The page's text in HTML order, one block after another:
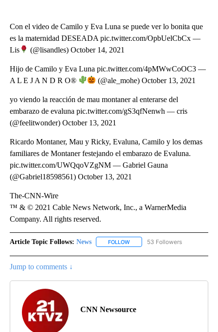
Con el video de Camilo y Eva Luna se puede ver lo bonita que
es la maternidad DESEADA pic.twitter.com/OpbUelCbCx —
Lis
(@lisandles) October 14, 2021
Hijo de Camilo y Eva Luna pic.twitter.com/4pMWwCoOC3 —
A L E J A N D R O®
(@ale_mohe) October 13, 2021
yo viendo la reacción de mau montaner al enterarse del
embarazo de evaluna pic.twitter.com/gS3qfNenwh — cris
(@feelitwonder) October 13, 2021
Ricardo Montaner, Mau y Ricky, Evaluna, Camilo y los demas
familiares de Montaner festejando el embarazo de Evaluna.
pic.twitter.com/UWQqoVZgNM — Gabriel Gauna
(@Gabriel18598561) October 13, 2021
The-CNN-Wire
™ & © 2021 Cable News Network, Inc., a WarnerMedia
Company. All rights reserved.
Article Topic Follows: News FOLLOW FOLLOW "NEWS" TO RECEIVE
53 Followers
Jump to comments ↓
CNN Newsource